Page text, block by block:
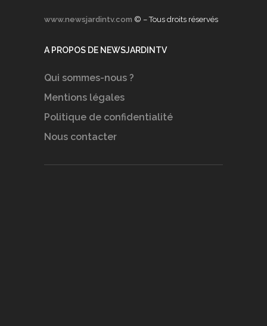
www.newsjardintv.com © – Tous droits réservés
A PROPOS DE NEWSJARDINTV
Qui sommes-nous ?
Mentions légales
Politique de confidentialité
Nous contacter